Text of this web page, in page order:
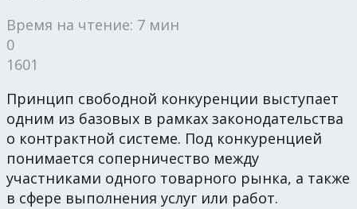
Время на чтение: 7 мин
0
1601
Принцип свободной конкуренции выступает
одним из базовых в рамках законодательства
о контрактной системе. Под конкуренцией
понимается соперничество между
участниками одного товарного рынка, а также
в сфере выполнения услуг или работ.